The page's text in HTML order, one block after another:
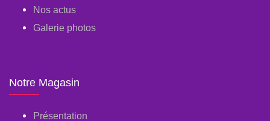
Nos actus
Galerie photos
Notre Magasin
Présentation